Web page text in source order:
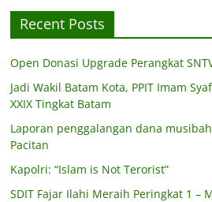
Recent Posts
Open Donasi Upgrade Perangkat
Jadi Wakil Batam Kota, PPIT Imam
XXIX Tingkat Batam
Laporan penggalangan dana
Pacitan
Kapolri: “Islam is Not Terorist”
SDIT Fajar Ilahi Meraih Peringkat 1 –